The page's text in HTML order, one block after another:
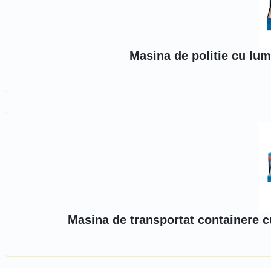
Masina de politie cu
Masina de transportat containere